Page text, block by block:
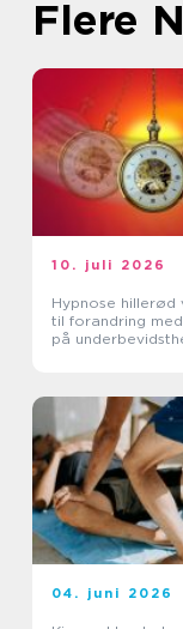
Flere
10. juli 2026
Hypnose hillerød vejen
til forandring
på
04. juni 2026